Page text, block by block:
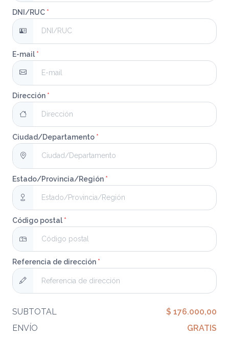
DNI/RUC *
E-mail *
Dirección *
Ciudad/Departamento *
Estado/Provincia/Región *
Código postal *
Referencia de dirección *
SUBTOTAL
$ 176.000,00
ENVÍO
GRATIS